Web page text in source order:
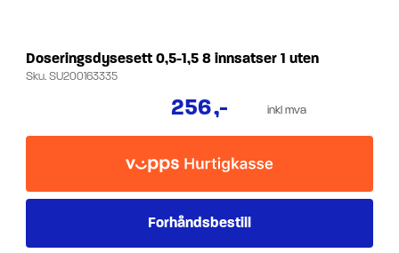
Doseringsdysesett 0,5-1,5 8 innsatser 1 uten
Sku.SU200163335
256,- inkl mva